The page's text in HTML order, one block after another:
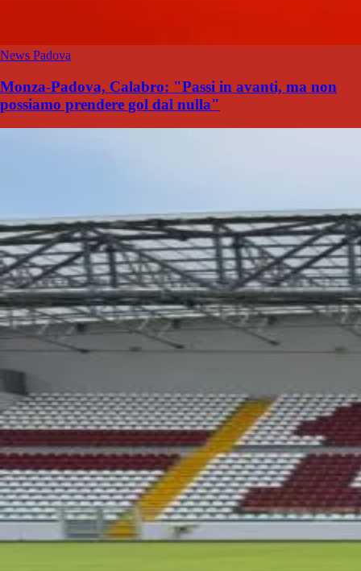
News Padova
Monza-Padova, Calabro: "Passi in avanti, ma non
possiamo prendere gol dal nulla"